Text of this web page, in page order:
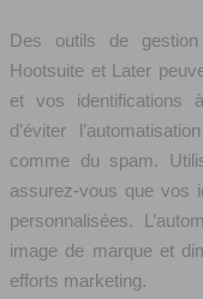
Des outils de
Hootsuite et Later
et vos identifications
d’éviter
comme du spam.
assurez-vous que vos
personnalisées.
image de marque et
efforts marketing.